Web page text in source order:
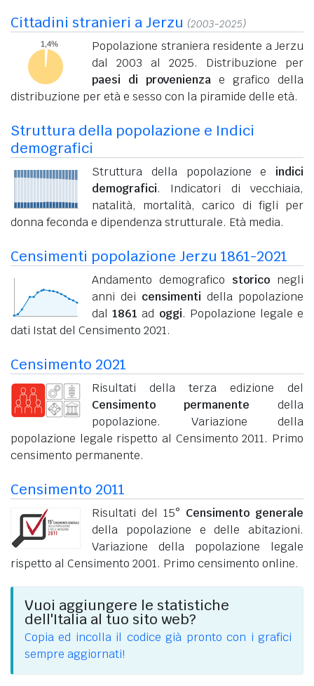
Cittadini stranieri a Jerzu (2003-2025)
Popolazione straniera residente a Jerzu
dal 2003 al 2025. Distribuzione per
paesi di provenienza e grafico della
distribuzione per età e sesso con la piramide delle età.
Struttura della popolazione e Indici
demografici
Struttura della popolazione e indici
demografici. Indicatori di vecchiaia,
natalità, mortalità, carico di figli per
donna feconda e dipendenza strutturale. Età media.
Censimenti popolazione Jerzu 1861-2021
Andamento demografico storico negli
anni dei censimenti della popolazione
dal1861 ad oggi. Popolazione legale e
dati Istat del Censimento 2021.
Censimento 2021
Risultati della terza edizione del
Censimento permanente della
popolazione. Variazione della
popolazione legale rispetto al Censimento 2011. Primo
censimento permanente.
Censimento 2011
Risultati del 15° Censimento generale
della popolazione e delle abitazioni.
Variazione della popolazione legale
rispetto al Censimento 2001. Primo censimento online.
Vuoi aggiungere le statistiche
dell'Italia al tuo sito web?
Copia ed incolla il codice già pronto con i grafici
sempre aggiornati!